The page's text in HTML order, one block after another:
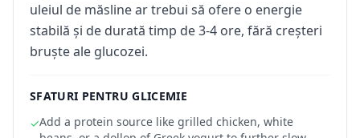
uleiul de măsline ar trebui să ofere o energie
stabilă și de durată timp de 3-4 ore, fără creșteri
bruște ale glucozei.
SFATURI PENTRU GLICEMIE
✓Add a protein source like grilled chicken, white